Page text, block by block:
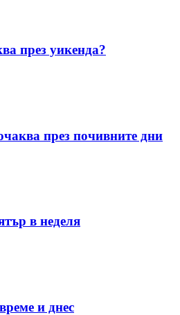
през уикенда?
през почивните дни
в неделя
и днес